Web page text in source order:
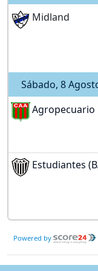
Midland
Sábado, 8
Agropecuario
Estudiantes
Powered by